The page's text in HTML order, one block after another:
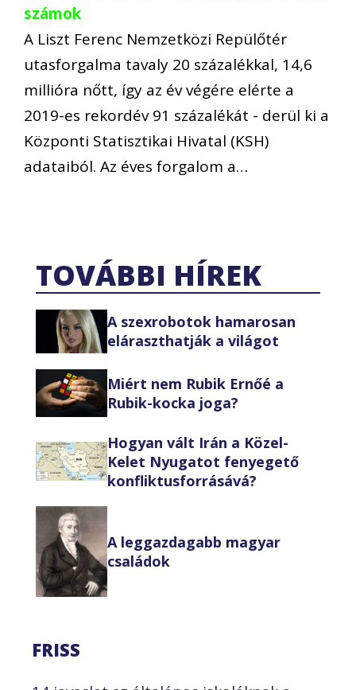
számok
A Liszt Ferenc Nemzetközi Repülőtér
utasforgalma tavaly 20 százalékkal, 14,6
millióra nőtt, így az év végére elérte a
2019-es rekordév 91 százalékát - derül ki a
Központi Statisztikai Hivatal (KSH)
adataiból. Az éves forgalom a…
TOVÁBBI HÍREK
A szexrobotok hamarosan
eláraszthatják a világot
Miért nem Rubik Ernőé a
Rubik-kocka joga?
Hogyan vált Irán a Közel-
Kelet Nyugatot fenyegető
konfliktusforrásává?
A leggazdagabb magyar
családok
FRISS